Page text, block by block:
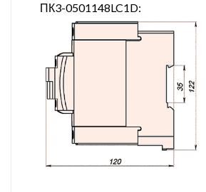
ПК3-0501148LC1D: